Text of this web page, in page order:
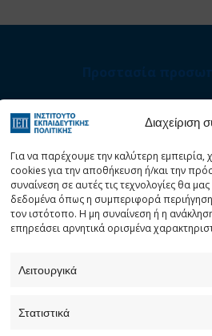
Διαχείριση
Για να παρέχουμε την καλύτερη
cookies για την αποθήκευση ή/και την
συναίνεση σε αυτές τις τεχνολογίες θα
δεδομένα όπως η συμπεριφορά
τον ιστότοπο. Η μη συναίνεση ή η
επηρεάσει αρνητικά ορισμένα
Λειτουργικά
Στατιστικά